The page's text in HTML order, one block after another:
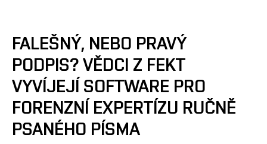
FALEŠNÝ, NEBO PRAVÝ
PODPIS? VĚDCI Z FEKT
VYVÍJEJÍ SOFTWARE PRO
FORENZNÍ EXPERTÍZU RUČNĚ
PSANÉHO PÍSMA